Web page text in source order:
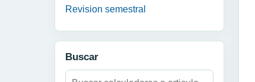
Revision semestral
Buscar
Buscar: